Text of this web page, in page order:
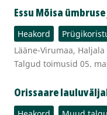
Essu Mõisa
Heakord
Lääne-Virumaa,
Talgud toimusid 05.
Orissaare